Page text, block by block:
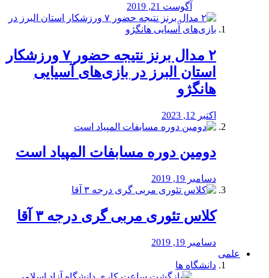
آگوست 21, 2019
۲ مدال برنز نتیجه حضور ۷ ورزشکار
استان البرز در بازی‌های آسیایی
هانگژو
اکتبر 12, 2023
دومین دوره مسابفات المپیاد است
دسامبر 19, 2019
کلاس تئوری مربی گری درجه ۳ آقا
دسامبر 19, 2019
علمی
دانشگاه ها